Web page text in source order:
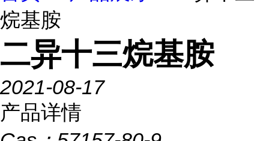
烷基胺
二异十三烷基胺
2021-08-17
产品详情